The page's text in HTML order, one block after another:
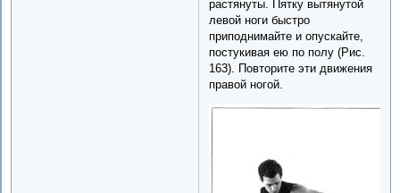
растянуты. Пятку вытянутой
левой ноги быстро
приподнимайте и опускайте,
постукивая ею по полу (Рис.
163). Повторите эти движения
правой ногой.